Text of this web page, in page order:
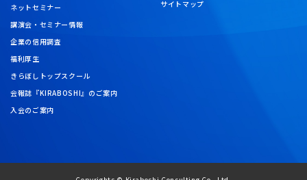
ネットセミナー
講演会・セミナー情報
企業の信用調査
福利厚生
きらぼしトップスクール
会報誌『KIRABOSHI』のご案内
入会のご案内
サイトマップ